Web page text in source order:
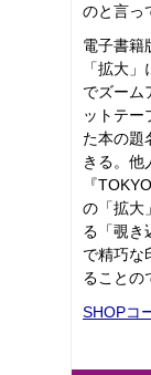
のと言っ
電子書籍
「拡大
でズーム
ットテー
た本の題
きる。他
『
の「拡大
る「覗
で精巧な
ることの
SHOPコ